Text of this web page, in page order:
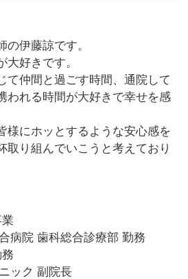
の伊藤諒です。
好きです。
て仲間と過ごす時間、通院して
われる時間が大好きで幸せを感
様にホッとするような安心感を
取り組んでいこうと考えており
病院 歯科総合診療部 勤務
ック 副院長